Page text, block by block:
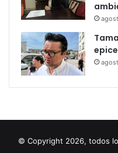
© Copyright 2026, todos